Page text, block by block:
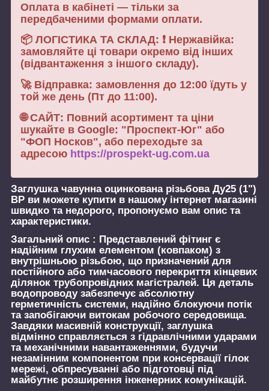
Оплата в кабінеті — тільки за
передбаченими формами оплати.
📦 ЛОГІСТИКА ТА СКЛАД: ❗ Нержавійка:
замовляйте ці товари окремо від інших
(відвантаження з іншого складу).
🚀 Відправка: замовлення до 12:00 їдуть у
той же день (Пт до 11:00).
🌐 САЙТ: Повний асортимент та ціни
шукайте в Google: "Проспект-Юг" або
"ФОП Носков", або переходьте за
адресою https://prospekt-ug.com.ua
Заглушка чавунна оцинкована різьбова Ду25 (1")
ВР ви можете купити в нашому інтернет магазині
швидко та недорого, пропонуємо вам опис та
характеристики.
Загальний опис : Представлений фітинг є
надійним глухим елементом (ковпаком) з
внутрішньою різьбою, що призначений для
постійного або тимчасового перекриття кінцевих
ділянок трубопровідних магістралей. Ця деталь
водопроводу забезпечує абсолютну
герметичність системи, надійно блокуючи потік
та запобігаючи витокам робочого середовища.
Завдяки масивній конструкції, заглушка
відмінно справляється з гідравлічними ударами
та механічними навантаженнями, будучи
незамінним компонентом при консервації гілок
мережі, обпресуванні або підготовці під
майбутнє розширення інженерних комунікацій.